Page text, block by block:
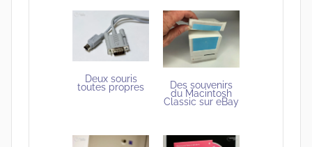
Deux souris
toutes propres Des souvenirs
du Macintosh
Classic sur eBay